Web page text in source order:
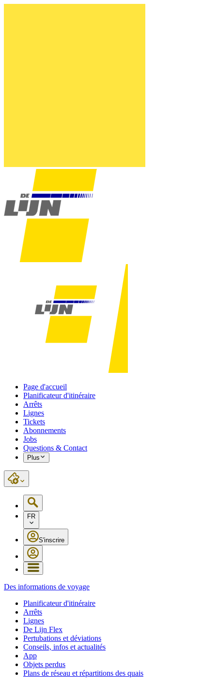
Page d'accueil
Planificateur d'itinéraire
Arrêts
Lignes
Tickets
Abonnements
Jobs
Questions & Contact
Plus
FR
S'inscrire
Des informations de voyage
Planificateur d'itinéraire
Arrêts
Lignes
De Lijn Flex
Pertubations et déviations
Conseils, infos et actualités
App
Objets perdus
Plans de réseau et répartitions des quais